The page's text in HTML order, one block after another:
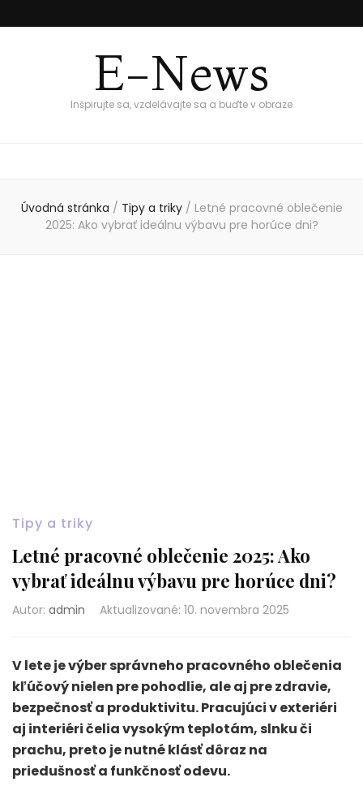
E-News
Inšpirujte sa, vzdelávajte sa a buďte v obraze
Úvodná stránka / Tipy a triky / Letné pracovné oblečenie
2025: Ako vybrať ideálnu výbavu pre horúce dni?
Tipy a triky
Letné pracovné oblečenie 2025: Ako
vybrať ideálnu výbavu pre horúce dni?
Autor: admin Aktualizované: 10. novembra 2025
V lete je výber správneho pracovného oblečenia
kľúčový nielen pre pohodlie, ale aj pre zdravie,
bezpečnosť a produktivitu. Pracujúci v exteriéri
aj interiéri čelia vysokým teplotám, slnku či
prachu, preto je nutné klásť dôraz na
priedušnosť a funkčnosť odevu.